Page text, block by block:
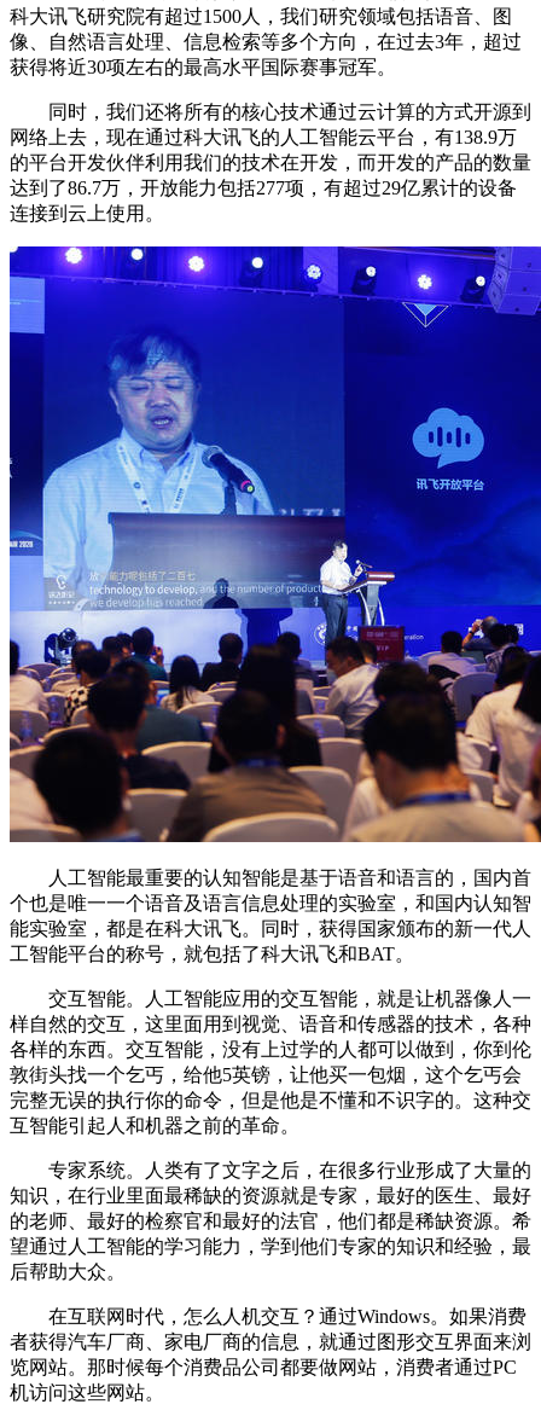
科大讯飞研究院有超过1500人，我们研究领域包括语音、图
像、自然语言处理、信息检索等多个方向，在过去3年，超过
获得将近30项左右的最高水平国际赛事冠军。
同时，我们还将所有的核心技术通过云计算的方式开源到
网络上去，现在通过科大讯飞的人工智能云平台，有138.9万
的平台开发伙伴利用我们的技术在开发，而开发的产品的数量
达到了86.7万，开放能力包括277项，有超过29亿累计的设备
连接到云上使用。
人工智能最重要的认知智能是基于语音和语言的，国内首
个也是唯一一个语音及语言信息处理的实验室，和国内认知智
能实验室，都是在科大讯飞。同时，获得国家颁布的新一代人
工智能平台的称号，就包括了科大讯飞和BAT。
交互智能。人工智能应用的交互智能，就是让机器像人一
样自然的交互，这里面用到视觉、语音和传感器的技术，各种
各样的东西。交互智能，没有上过学的人都可以做到，你到伦
敦街头找一个乞丐，给他5英镑，让他买一包烟，这个乞丐会
完整无误的执行你的命令，但是他是不懂和不识字的。这种交
互智能引起人和机器之前的革命。
专家系统。人类有了文字之后，在很多行业形成了大量的
知识，在行业里面最稀缺的资源就是专家，最好的医生、最好
的老师、最好的检察官和最好的法官，他们都是稀缺资源。希
望通过人工智能的学习能力，学到他们专家的知识和经验，最
后帮助大众。
在互联网时代，怎么人机交互？通过Windows。如果消费
者获得汽车厂商、家电厂商的信息，就通过图形交互界面来浏
览网站。那时候每个消费品公司都要做网站，消费者通过PC
机访问这些网站。